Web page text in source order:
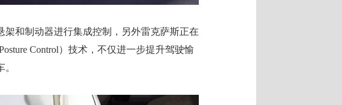
和制动器进行集成控制，另外雷克萨斯正在
Control）技术，不仅进一步提升驾驶愉